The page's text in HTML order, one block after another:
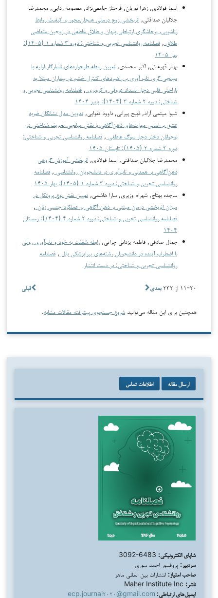
اسما فولادی, زهرا نوریان, فرحناز جامعی‌نژاد, معصومه ردایی, محمدرضا
جلالیان صداقتی, اثربخشی زوج درمانی هیجان‌محور بر کیفیت روابط
زناشویی، پرخاشگری ارتباطی پنهان و طلاق عاطفی در زوجین متقاضی
طلاق ,
فصلنامه روانشناسی تجربی و شناختی: دوره ۳ شماره ۱ (۱۴۰۵):
بهار ۱۴۰۵
بهناز قهیه ئی, اکبر محمدی, تعیین رابطه طرحواره‌های ناسازگار اولیه با
میانجی گری تاب آوری بر راهبرد‌های کنترل خشم در بیماران مبتلا به
ناراحتی قلبی دچار انسداد عروقی و کرونری , فصلنامه روانشناسی تجربی و
شناختی: دوره ۲ شماره ۳ (۱۴۰۴): پاییز ۱۴۰۴
شیوا میثمی آزاد, ذبیح پیرانی, داوود تقوایی, تدوین مدل نشانگان ضربه
عشق بر اساس مهارت‌های ذهن‌آگاهی با نقش میانجی تحریف شناختی در
نوجوانان دختر دچار سوگ عاطفی , فصلنامه روانشناسی تجربی و شناختی:
دوره ۳ شماره ۲ (۱۴۰۵): تابستان ۱۴۰۵
محمدرضا جلالیان صداقتی, اسما فولادی, اثربخشی آموزش گروهی
ذهن‌آگاهی بر همدلی و تاب‌آوری در دانشجویان روانشناسی , فصلنامه
روانشناسی تجربی و شناختی: دوره ۳ شماره ۱ (۱۴۰۵): بهار ۱۴۰۵
ساجده بهتاج, شهرام وزیری, سارا هاشمی, تعیین نقش نوع پروتکل در
میزان اثربخشی درمان مبتنی بر ذهن آگاهی بر عملکرد جنسی زنان ,
فصلنامه روانشناسی تجربی و شناختی: دوره ۲ شماره ۴ (۱۴۰۴): زمستان
۱۴۰۴
جمال صادقی, فاطمه یزدانی چراتی,رابطه شفقت به خود و تاب‌آوری روانی
با اضطراب آینده در دانشجویان رشته‌های پیراپزشکی بابل , فصلنامه
روانشناسی تجربی و شناختی: در دست انتشار
قبلی ۱۱-۲۰ از ۲۳۲ بعدی
همچنین برای این مقاله می‌توانید شروع جستجوی پیشرفته مقالات مشابه.
ارسال مقاله اطلاعات تماس
شاپای الکترونیکی: 3092-6483
سردبیر: پروفسور احمد سوری
صاحب امتیاز: انتشارات بین المللی ماهر
ناشر:
ایمیل‌های ارتباطی: ecp.journal۲۰۲۰@gmail.com